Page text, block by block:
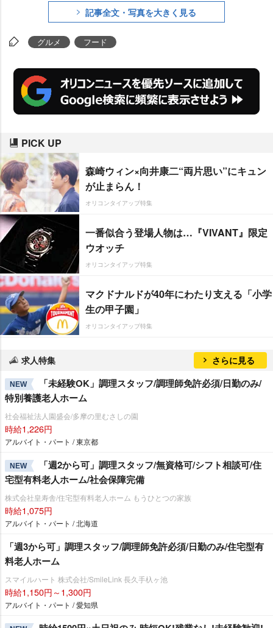
記事全文・写真を大きく見る
グルメ フード
PICK UP
森崎ウィン×向井康二“両片思い”にキュン
が止まらん！
オリコンタイアップ特集
一番似合う登場人物は…『VIVANT』限定
ウオッチ
オリコンタイアップ特集
マクドナルドが40年にわたり支える「小学
生の甲子園」
オリコンタイアップ特集
求人特集 さらに見る
NEW
「未経験OK」調理スタッフ/調理師免許必須/日勤のみ/
特別養護老人ホーム
社会福祉法人園盛会/多摩の里むさしの園
時給1,226円
アルバイト・パート / 東京都
NEW
「週2から可」調理スタッフ/無資格可/シフト相談可/住
宅型有料老人ホーム/社会保障完備
株式会社皇寿舎/住宅型有料老人ホーム もうひとつの家族
時給1,075円
アルバイト・パート / 北海道
「週3から可」調理スタッフ/調理師免許必須/日勤のみ/住宅型有
料老人ホーム
スマイルハート 株式会社/SmileLink 長久手杁ヶ池
時給1,150円～1,300円
アルバイト・パート / 愛知県